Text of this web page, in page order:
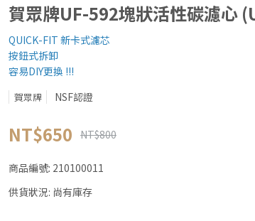
賀眾牌UF-592塊狀活性碳濾心
QUICK-FIT 新卡式濾芯
按鈕式拆卸
容易DIY更換 !!!
賀眾牌 NSF認證
NT$650 NT$800
商品編號: 210100011
供貨狀況: 尚有庫存